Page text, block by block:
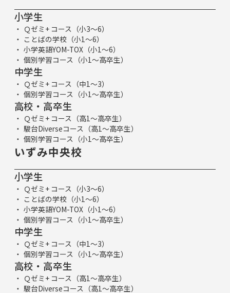
小学生
Ｑゼミ+ コース（小3～6）
ことばの学校（小1～6）
小学英語YOM-TOX（小1～6）
個別学習コース（小1～高卒生）
中学生
Ｑゼミ+ コース（中1～3）
個別学習コース（小1～高卒生）
高校・高卒生
Ｑゼミ+ コース（高1～高卒生）
駿台Diverseコース（高1～高卒生）
個別学習コース（小1～高卒生）
いずみ中央校
小学生
Ｑゼミ+ コース（小3～6）
ことばの学校（小1～6）
小学英語YOM-TOX（小1～6）
個別学習コース（小1～高卒生）
中学生
Ｑゼミ+ コース（中1～3）
個別学習コース（小1～高卒生）
高校・高卒生
Ｑゼミ+ コース（高1～高卒生）
駿台Diverseコース（高1～高卒生）